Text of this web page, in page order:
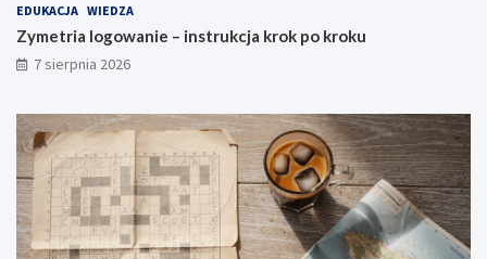
EDUKACJA WIEDZA
Zymetria logowanie – instrukcja krok po kroku
7 sierpnia 2026